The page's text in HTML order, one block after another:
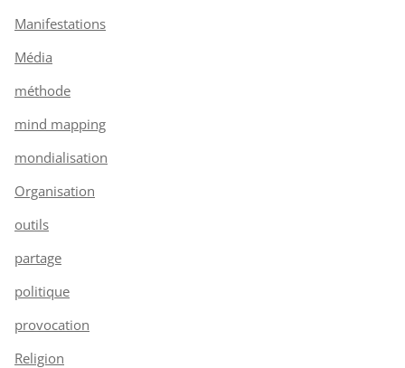
Manifestations
Média
méthode
mind mapping
mondialisation
Organisation
outils
partage
politique
provocation
Religion